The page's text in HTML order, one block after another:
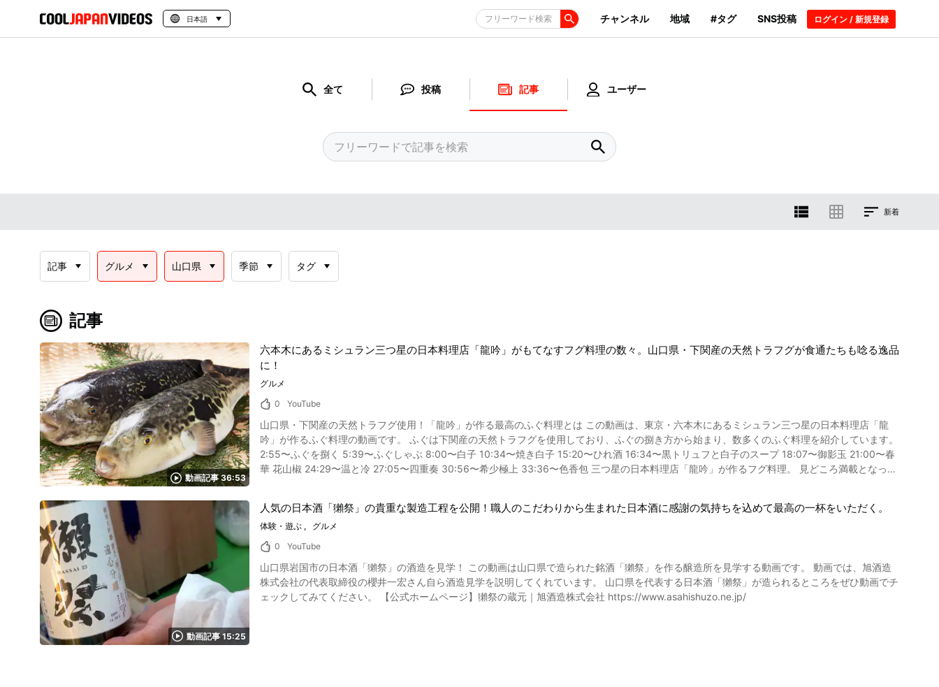
日本語 フリーワード検索 チャンネル 地域 #タグ SNS投稿 ログイン / 新規登録
全て 投稿 記事 ユーザー
新着
記事 グルメ 山口県 季節 タグ
記事
動画記事 36:53
六本木にあるミシュラン三つ星の日本料理店「龍吟」がもてなすフグ料理の数々。山口県・下関産の天然トラフグが食通たちも唸る逸品
に！
グルメ
0
YouTube
山口県・下関産の天然トラフグ使用！「龍吟」が作る最高のふぐ料理とは この動画は、東京・六本木にあるミシュラン三つ星の日本料理店「龍
吟」が作るふぐ料理の動画です。 ふぐは下関産の天然トラフグを使用しており、ふぐの捌き方から始まり、数多くのふぐ料理を紹介しています。
2:55〜ふぐを捌く 5:39〜ふぐしゃぶ 8:00〜白子 10:34〜焼き白子 15:20〜ひれ酒 16:34〜黒トリュフと白子のスープ 18:07〜御影玉 21:00〜春
華 花山椒 24:29〜温と冷 27:05〜四重奏 30:56〜希少極上 33:36〜色香包 三つ星の日本料理店「龍吟」が作るフグ料理。 見どころ満載となって
分）/ 東京メトロ丸ノ内線・日比谷線・銀座線「銀座」駅直結（徒歩5分）/ JR山手線・京浜東北線「有楽町」駅（徒歩5分） 【料金】44000円〜
【営業時間】17:30～23:00(L.O.20:00) 【定休日】不定休 ※webで確認をしてください 【駐車場】無し 【電話番号】03-6630-0007 【公式ホー
ムページ】日本料理 龍吟 | Nihonryori RyuGin http://www.nihonryori-ryugin.com/ 【食べログ】龍吟
動画記事 15:25
人気の日本酒「獺祭」の貴重な製造工程を公開！職人のこだわりから生まれた日本酒に感謝の気持ちを込めて最高の一杯をいただく。
体験・遊ぶ
グルメ
0
YouTube
山口県岩国市の日本酒「獺祭」の酒造を見学！ この動画は山口県で造られた銘酒「獺祭」を作る醸造所を見学する動画です。 動画では、旭酒造
株式会社の代表取締役の櫻井一宏さん自ら酒造見学を説明してくれています。 山口県を代表する日本酒「獺祭」が造られるところをぜひ動画でチ
ェックしてみてください。 【公式ホームページ】獺祭の蔵元｜旭酒造株式会社 https://www.asahishuzo.ne.jp/